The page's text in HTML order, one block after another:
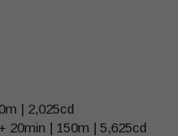
| 2,025cd
20min | 150m | 5,625cd